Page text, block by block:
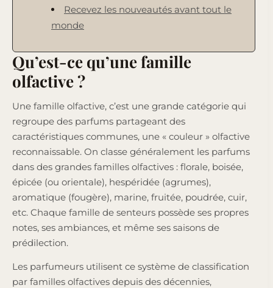
Recevez les nouveautés avant tout le
monde
Qu’est-ce qu’une famille
olfactive ?
Une famille olfactive, c’est une grande catégorie qui
regroupe des parfums partageant des
caractéristiques communes, une « couleur » olfactive
reconnaissable. On classe généralement les parfums
dans des grandes familles olfactives : florale, boisée,
épicée (ou orientale), hespéridée (agrumes),
aromatique (fougère), marine, fruitée, poudrée, cuir,
etc. Chaque famille de senteurs possède ses propres
notes, ses ambiances, et même ses saisons de
prédilection.
Les parfumeurs utilisent ce système de classification
par familles olfactives depuis des décennies,